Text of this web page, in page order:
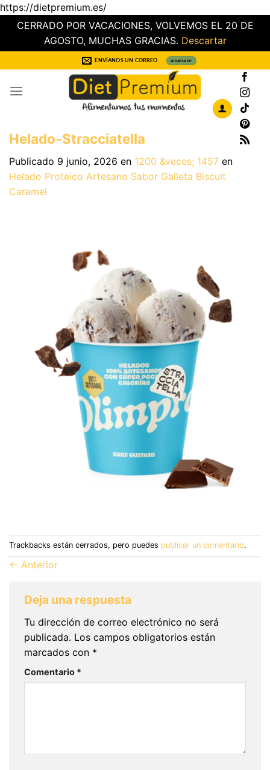
https://dietpremium.es/
CERRADO POR VACACIONES, VOLVEMOS EL 20 DE
AGOSTO, MUCHAS GRACIAS. Descartar
al
contenido
ENVÍANOS UN CORREO WHATSAPP
Helado-Stracciatella
Publicado 9 junio, 2026 en 1200 &veces; 1457 en
Helado Proteico Artesano Sabor Galleta Biscuit
Caramel
Trackbacks están cerrados, pero puedes publicar un comentario.
← Anterior
Deja una respuesta
Tu dirección de correo electrónico no será
publicada. Los campos obligatorios están
marcados con *
Comentario *